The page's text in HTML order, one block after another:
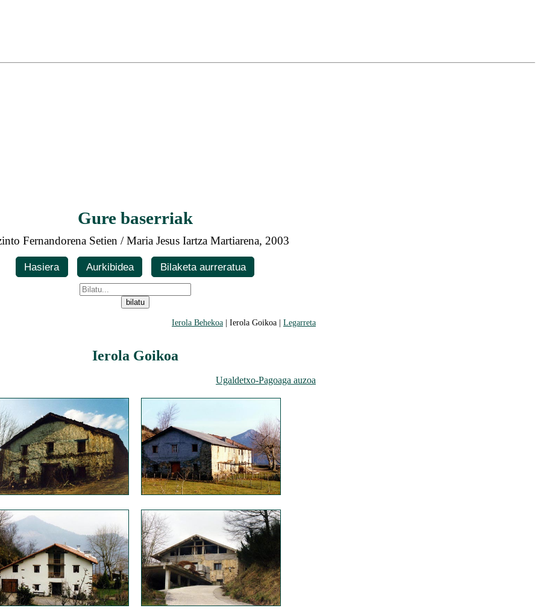
Gure baserriak
Fernandorena Setien / Maria Jesus Iartza Martiarena, 2003
Hasiera Aurkibidea Bilaketa aurreratua
Ierola Behekoa | Ierola Goikoa | Legarreta
Ierola Goikoa
Ugaldetxo-Pagoaga auzoa